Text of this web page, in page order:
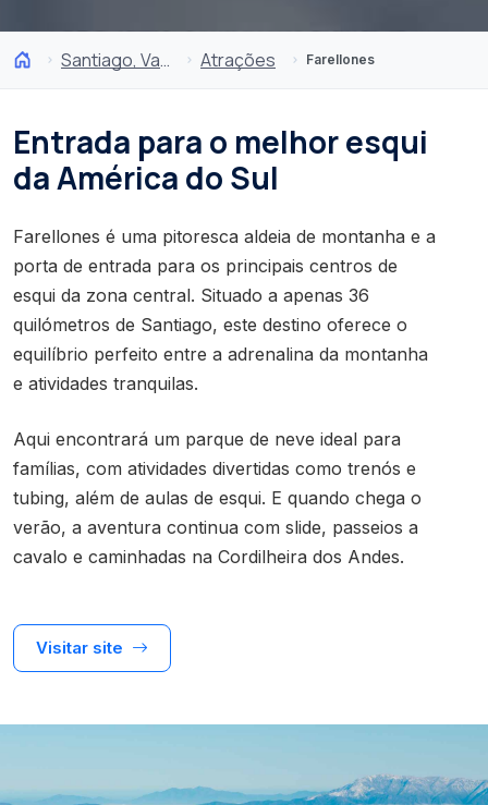
Santiago, Valparaíso e Vales do Vinho Atrações Farellones
Entrada para o melhor esqui
da América do Sul
Farellones é uma pitoresca aldeia de montanha e a
porta de entrada para os principais centros de
esqui da zona central. Situado a apenas 36
quilómetros de Santiago, este destino oferece o
equilíbrio perfeito entre a adrenalina da montanha
e atividades tranquilas.
Aqui encontrará um parque de neve ideal para
famílias, com atividades divertidas como trenós e
tubing, além de aulas de esqui. E quando chega o
verão, a aventura continua com slide, passeios a
cavalo e caminhadas na Cordilheira dos Andes.
Visitar site